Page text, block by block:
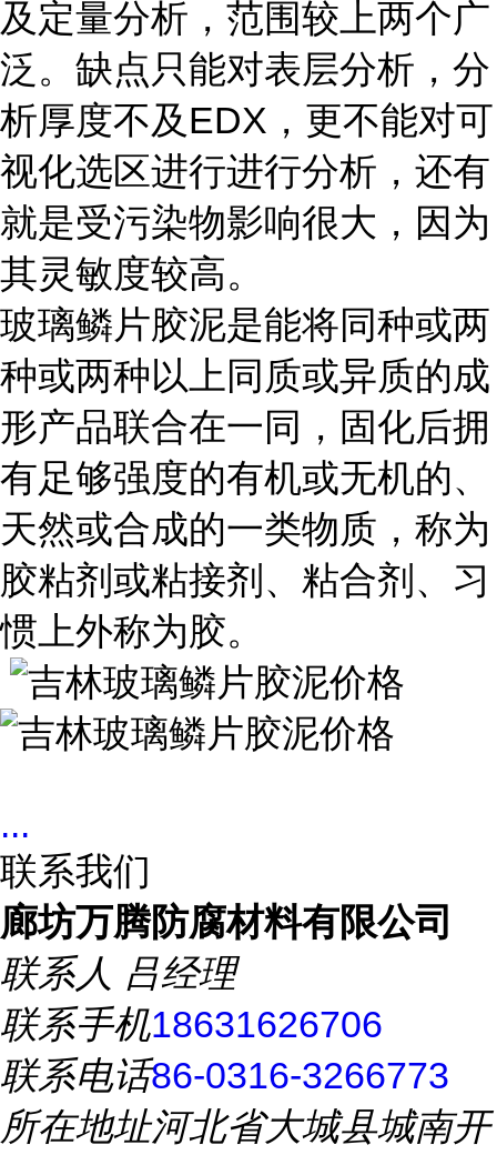
及定量分析，范围较上两个广
泛。缺点只能对表层分析，分
析厚度不及EDX，更不能对可
视化选区进行进行分析，还有
就是受污染物影响很大，因为
其灵敏度较高。
玻璃鳞片胶泥是能将同种或两
种或两种以上同质或异质的成
形产品联合在一同，固化后拥
有足够强度的有机或无机的、
天然或合成的一类物质，称为
胶粘剂或粘接剂、粘合剂、习
惯上外称为胶。
...
联系我们
廊坊万腾防腐材料有限公司
联系人 吕经理
联系手机18631626706
联系电话86-0316-3266773
所在地址河北省大城县城南开